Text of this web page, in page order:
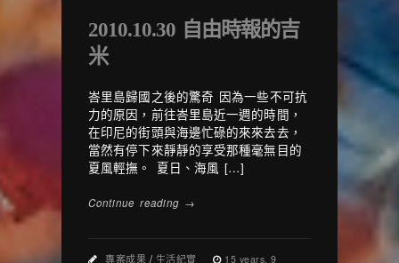
2010.10.30 自由時報的吉
米
峇里島歸國之後的驚奇 因為一些不可抗
力的原因，前往峇里島近一週的時間，
在印尼的街頭與海邊忙碌的來來去去，
當然有停下來靜靜的享受那種毫無目的
夏風輕撫。 夏日、海風 […]
Continue reading →
專案成果 / 生活紀實
15 years, 9